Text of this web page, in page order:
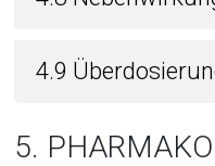
4.9
5.